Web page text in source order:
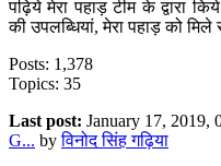
पढ़िये मेरा पहाड़ टीम के द्वारा
की उपलब्धियां, मेरा पहाड़ को
Posts: 1,378
Topics: 35
Last post: January 17, 2019,
G... byविनोद सिंह गढ़िया